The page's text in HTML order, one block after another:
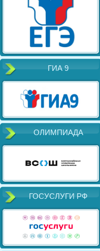
ГИА 9
ОЛИМПИАДА
ГОСУСЛУГИ РФ